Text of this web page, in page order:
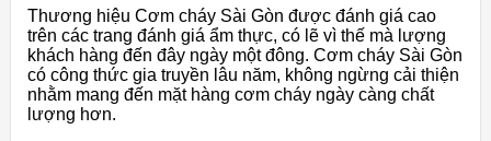
Thương hiệu Cơm cháy Sài Gòn được đánh giá cao
trên các trang đánh giá ẩm thực, có lẽ vì thế mà lượng
khách hàng đến đây ngày một đông. Cơm cháy Sài Gòn
có công thức gia truyền lâu năm, không ngừng cải thiện
nhằm mang đến mặt hàng cơm cháy ngày càng chất
lượng hơn.